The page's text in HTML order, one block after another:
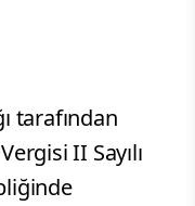
tarafından
II Sayılı